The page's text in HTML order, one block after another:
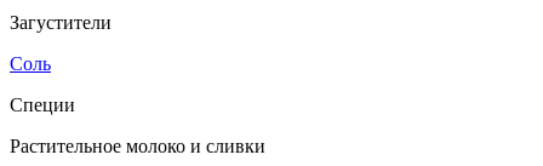
Загустители
Соль
Специи
Растительное молоко и сливки